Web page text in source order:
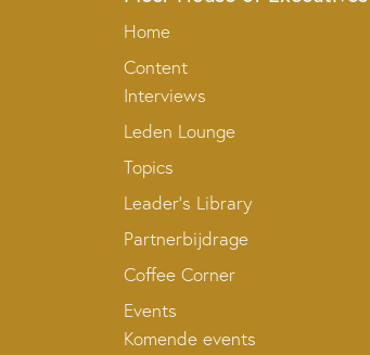
Home
Content
Interviews
Leden Lounge
Topics
Leader’s Library
Partnerbijdrage
Coffee Corner
Events
Komende events